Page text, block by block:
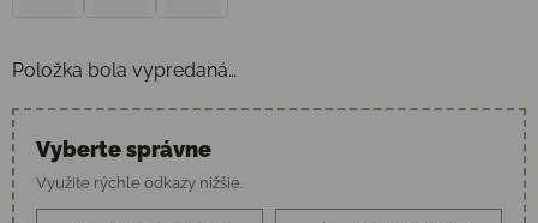
Položka bola vypredaná…
Vyberte správne
Využite rýchle odkazy nižšie.